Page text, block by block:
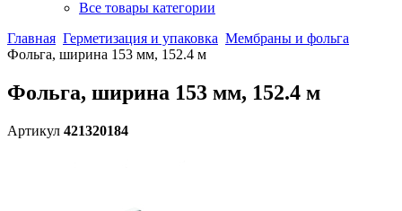
Все товары категории
Главная Герметизация и упаковка Мембраны и фольга
Фольга, ширина 153 мм, 152.4 м
Фольга, ширина 153 мм, 152.4 м
Артикул 421320184